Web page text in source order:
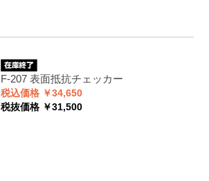
F-207 表面抵抗チェッカー
税込価格 ￥34,650
税抜価格 ￥31,500